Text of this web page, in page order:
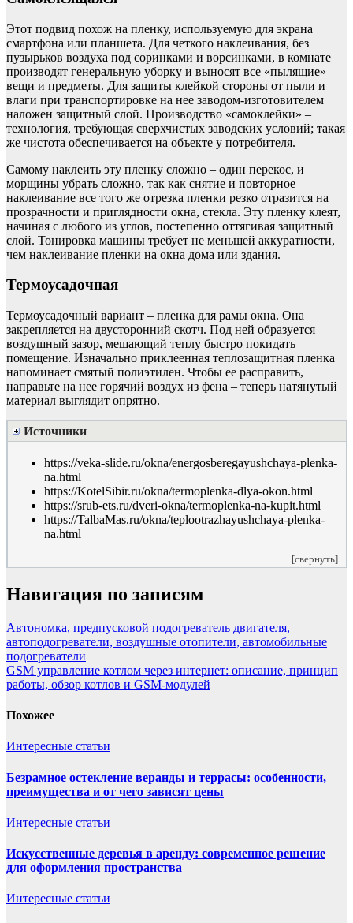
Этот подвид похож на пленку, используемую для экрана
смартфона или планшета. Для четкого наклеивания, без
пузырьков воздуха под соринками и ворсинками, в комнате
производят генеральную уборку и выносят все «пылящие»
вещи и предметы. Для защиты клейкой стороны от пыли и
влаги при транспортировке на нее заводом-изготовителем
наложен защитный слой. Производство «самоклейки» –
технология, требующая сверхчистых заводских условий; такая
же чистота обеспечивается на объекте у потребителя.
Самому наклеить эту пленку сложно – один перекос, и
морщины убрать сложно, так как снятие и повторное
наклеивание все того же отрезка пленки резко отразится на
прозрачности и приглядности окна, стекла. Эту пленку клеят,
начиная с любого из углов, постепенно оттягивая защитный
слой. Тонировка машины требует не меньшей аккуратности,
чем наклеивание пленки на окна дома или здания.
Термоусадочная
Термоусадочный вариант – пленка для рамы окна. Она
закрепляется на двусторонний скотч. Под ней образуется
воздушный зазор, мешающий теплу быстро покидать
помещение. Изначально приклеенная теплозащитная пленка
напоминает смятый полиэтилен. Чтобы ее расправить,
направьте на нее горячий воздух из фена – теперь натянутый
материал выглядит опрятно.
Источники
https://veka-slide.ru/okna/energosberegayushchaya-plenka-
na.html
https://KotelSibir.ru/okna/termoplenka-dlya-okon.html
https://srub-ets.ru/dveri-okna/termoplenka-na-kupit.html
https://TalbaMas.ru/okna/teplootrazhayushchaya-plenka-
na.html
[свернуть]
Навигация по записям
Автономка, предпусковой подогреватель двигателя,
автоподогреватели, воздушные отопители, автомобильные
подогреватели
GSM управление котлом через интернет: описание, принцип
работы, обзор котлов и GSM-модулей
Похожее
Интересные статьи
Безрамное остекление веранды и террасы: особенности,
преимущества и от чего зависят цены
Интересные статьи
Искусственные деревья в аренду: современное решение
для оформления пространства
Интересные статьи